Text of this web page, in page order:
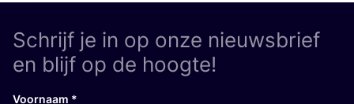
Schrijf je in op onze nieuwsbrief
en blijf op de hoogte!
Voornaam *